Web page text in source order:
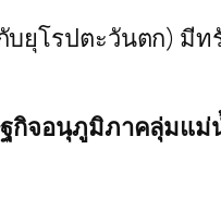
บยุโรปตะวันตก) มี
ฐกิจอนุภูมิภาคลุ่มแม่